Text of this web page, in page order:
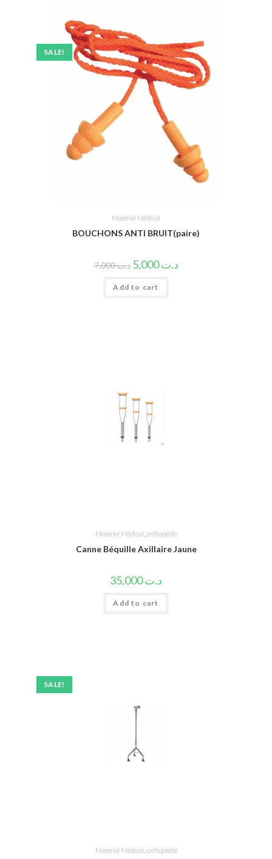
SALE!
Matériel Médical
BOUCHONS ANTI BRUIT(paire)
د.ت7,000 د.ت5,000
Add to cart
Matériel Médical,orthopédie
Canne Béquille Axillaire Jaune
د.ت35,000
Add to cart
SALE!
Matériel Médical, orthopédie